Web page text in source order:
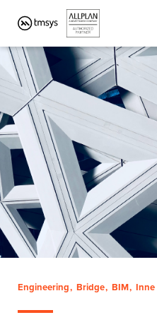
Engineering Bridge BIM Inne